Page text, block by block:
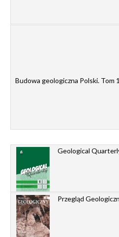
Budowa geologiczna Polski. Tom
Geological
Przegląd